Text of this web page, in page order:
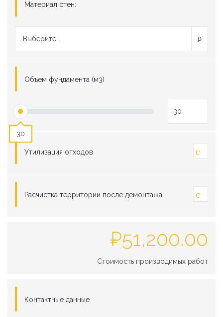
Материал стен:
Выберите
Объем фундамента (м3)
30
Утилизация отходов
Расчистка территории после демонтажа
₽51,200.00
Стоимость производимых работ
Контактные данные